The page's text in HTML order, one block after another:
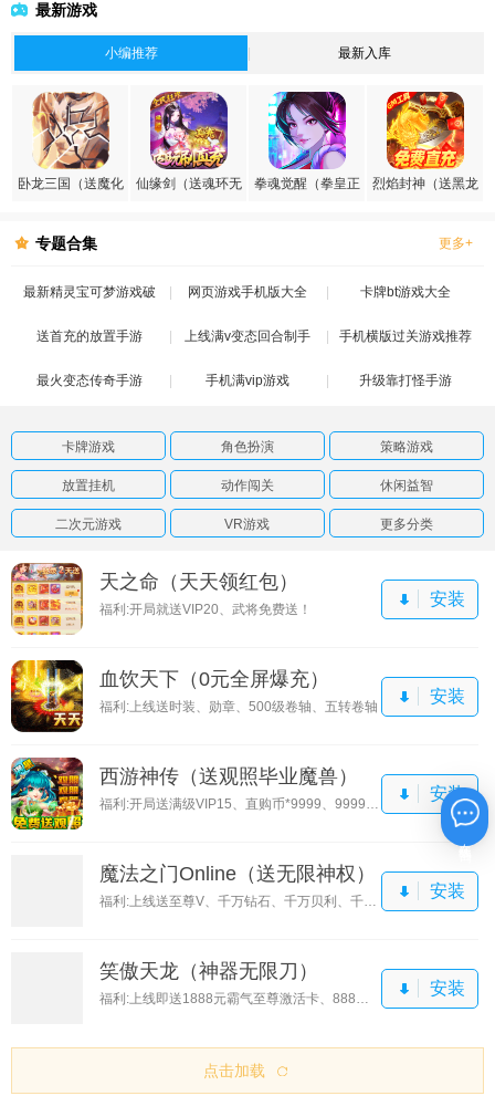
最新游戏
小编推荐 最新入库
卧龙三国（送魔化
仙缘剑（送魂环无
拳魂觉醒（拳皇正
烈焰封神（送黑龙
专题合集 更多+
最新精灵宝可梦游戏破
解版
网页游戏手机版大全 卡牌bt游戏大全
送首充的放置手游 上线满v变态回合制手
游
手机横版过关游戏推荐
最火变态传奇手游 手机满vip游戏 升级靠打怪手游
卡牌游戏 角色扮演 策略游戏
放置挂机 动作闯关 休闲益智
二次元游戏 VR游戏 更多分类
天之命（天天领红包）
福利:开局就送VIP20、武将免费送！
安装
血饮天下（0元全屏爆充）
福利:上线送时装、勋章、500级卷轴、五转卷轴
安装
西游神传（送观照毕业魔兽）
福利:开局送满级VIP15、直购币*9999、9999还原丹
安装
魔法之门Online（送无限神权）
福利:上线送至尊V、千万钻石、千万贝利、千元真充卡
安装
笑傲天龙（神器无限刀）
福利:上线即送1888元霸气至尊激活卡、888元福利大礼包
安装
点击加载